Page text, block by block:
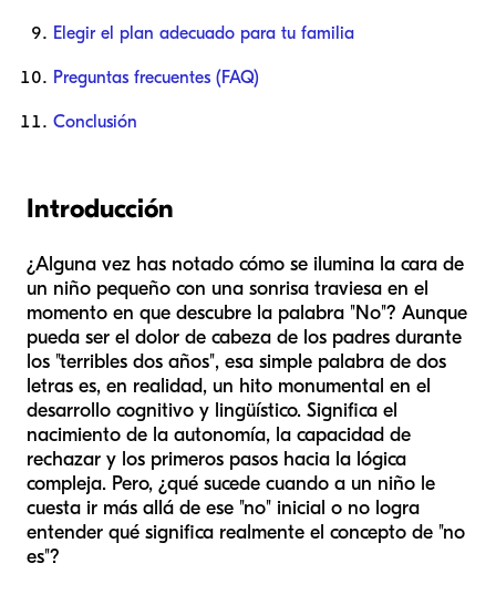
Elegir el plan adecuado para tu familia
Preguntas frecuentes (FAQ)
Conclusión
Introducción
¿Alguna vez has notado cómo se ilumina la cara de
un niño pequeño con una sonrisa traviesa en el
momento en que descubre la palabra "No"? Aunque
pueda ser el dolor de cabeza de los padres durante
los "terribles dos años", esa simple palabra de dos
letras es, en realidad, un hito monumental en el
desarrollo cognitivo y lingüístico. Significa el
nacimiento de la autonomía, la capacidad de
rechazar y los primeros pasos hacia la lógica
compleja. Pero, ¿qué sucede cuando a un niño le
cuesta ir más allá de ese "no" inicial o no logra
entender qué significa realmente el concepto de "no
es"?